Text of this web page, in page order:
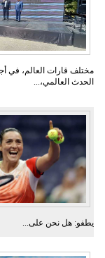
مختلف قارات العالم، في
الحدث العالمي،...
يطفو: هل نحن على...